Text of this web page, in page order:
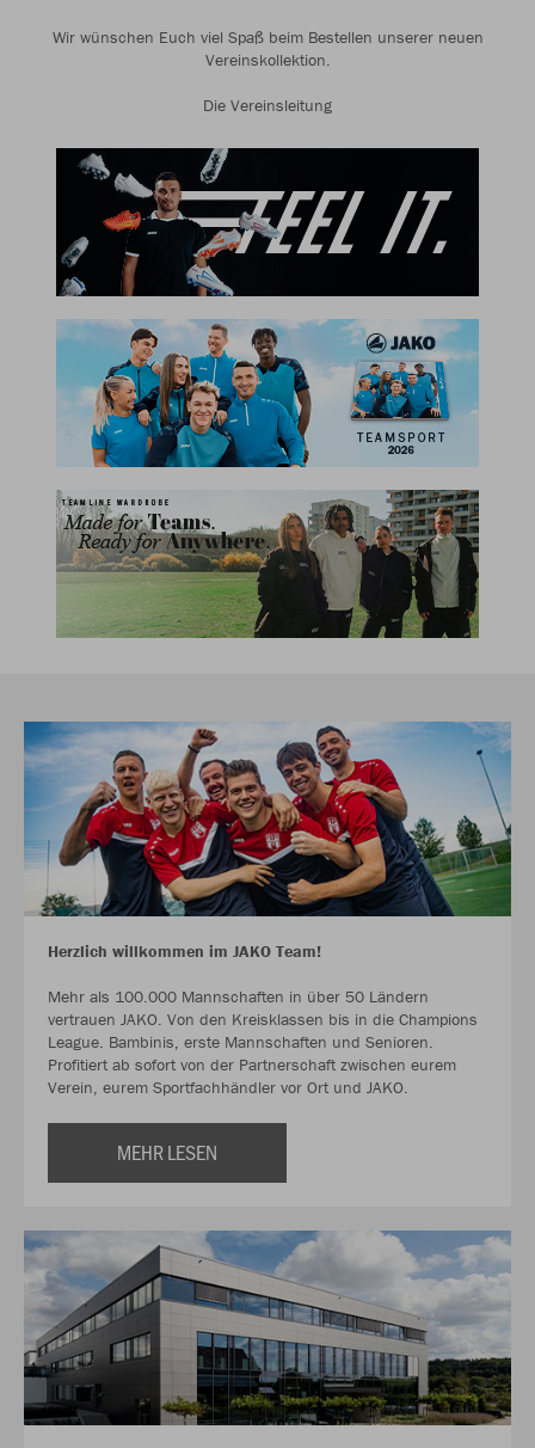
Wir wünschen Euch viel Spaß beim Bestellen unserer neuen
Vereinskollektion.
Die Vereinsleitung
Herzlich willkommen im JAKO Team!
Mehr als 100.000 Mannschaften in über 50 Ländern
vertrauen JAKO. Von den Kreisklassen bis in die Champions
League. Bambinis, erste Mannschaften und Senioren.
Profitiert ab sofort von der Partnerschaft zwischen eurem
Verein, eurem Sportfachhändler vor Ort und JAKO.
MEHR LESEN